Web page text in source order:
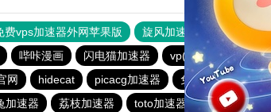
费vps加速器外网苹果版 旋风加速度器
快连加
哔咔漫画 闪电猫加速器 vp(永久免费)加速器
网 hidecat picacg加速器 免费海外pvn加速
加速器 荔枝加速器 toto加速器 速鹰666